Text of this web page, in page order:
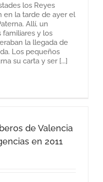
los Reyes
en la tarde de ayer el
Allí, un
familiares y los
la llegada de
Los pequeños
su carta y ser [...]
de Valencia
en 2011